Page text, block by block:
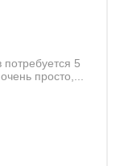
потребуется 5
просто,...